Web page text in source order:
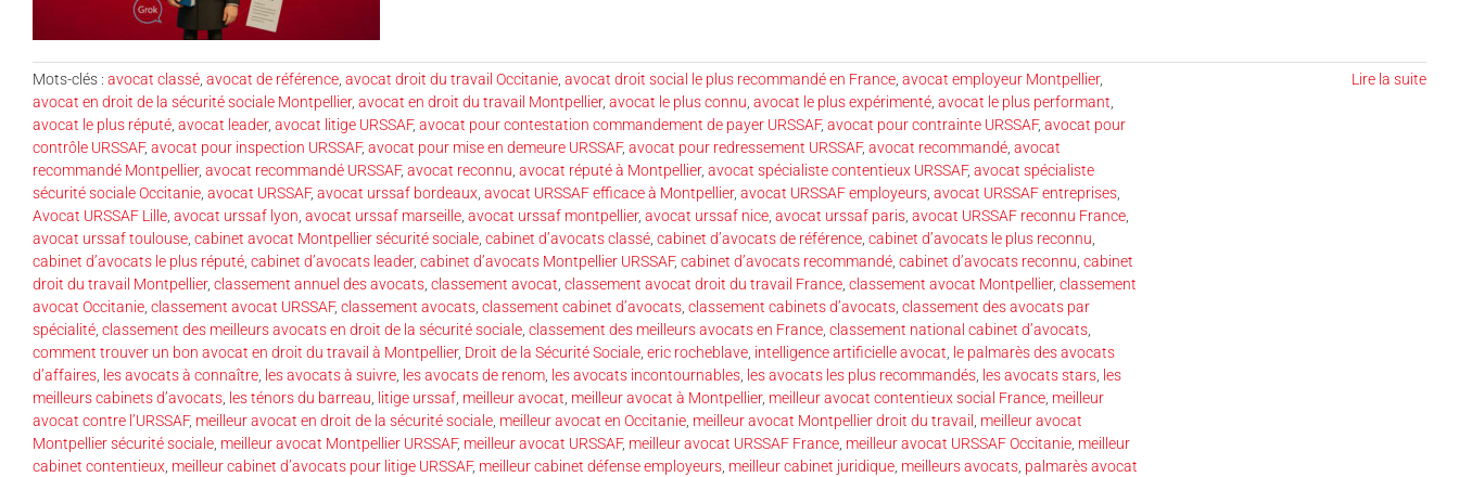
Mots-clés : avocat classé avocat de référence avocat droit du travail Occitanie avocat droit social le plus recommandé en France avocat employeur Montpellier,
avocat en droit de la sécurité sociale Montpellier, avocat en droit du travail Montpellier, avocat le plus connu avocat le plus expérimenté avocat le plus performant
avocat le plus réputé avocat leader, avocat litige URSSAF, avocat pour contestation commandement de payer URSSAF, avocat pour contrainte URSSAF, avocat pour
contrôle URSSAF, avocat pour inspection URSSAF, avocat pour mise en demeure URSSAF, avocat pour redressement URSSAF, avocat recommandé avocat
recommandé Montpellier, avocat recommandé URSSAF, avocat reconnu avocat réputé à Montpellier, avocat spécialiste contentieux URSSAF, avocat spécialiste
sécurité sociale Occitanie avocat URSSAF, avocat urssaf bordeaux avocat URSSAF efficace à Montpellier, avocat URSSAF employeurs avocat URSSAF entreprises
Avocat URSSAF Lille avocat urssaf lyon avocat urssaf marseille avocat urssaf montpellier, avocat urssaf nice avocat urssaf paris avocat URSSAF reconnu France
avocat urssaf toulouse cabinet avocat Montpellier sécurité sociale cabinet d’avocats classé cabinet d’avocats de référence cabinet d’avocats le plus reconnu
cabinet d’avocats le plus réputé cabinet d’avocats leader, cabinet d’avocats Montpellier URSSAF, cabinet d’avocats recommandé cabinet d’avocats reconnu cabinet
droit du travail Montpellier, classement annuel des avocats classement avocat classement avocat droit du travail France classement avocat Montpellier, classement
avocat Occitanie classement avocat URSSAF, classement avocats classement cabinet d’avocats classement cabinets d’avocats classement des avocats par
spécialité classement des meilleurs avocats en droit de la sécurité sociale classement des meilleurs avocats en France classement national cabinet d’avocats
comment trouver un bon avocat en droit du travail à Montpellier, Droit de la Sécurité Sociale eric rocheblave intelligence artificielle avocat le palmarès des avocats
d’affaires les avocats à connaître les avocats à suivre les avocats de renom les avocats incontournables les avocats les plus recommandés les avocats stars les
meilleurs cabinets d’avocats les ténors du barreau litige urssaf meilleur avocat meilleur avocat à Montpellier, meilleur avocat contentieux social France meilleur
avocat contre l’URSSAF, meilleur avocat en droit de la sécurité sociale meilleur avocat en Occitanie meilleur avocat Montpellier droit du travail meilleur avocat
Montpellier sécurité sociale meilleur avocat Montpellier URSSAF, meilleur avocat URSSAF, meilleur avocat URSSAF France meilleur avocat URSSAF Occitanie meilleur
cabinet contentieux meilleur cabinet d’avocats pour litige URSSAF, meilleur cabinet défense employeurs meilleur cabinet juridique meilleurs avocats palmarès avocat
Lire la suite